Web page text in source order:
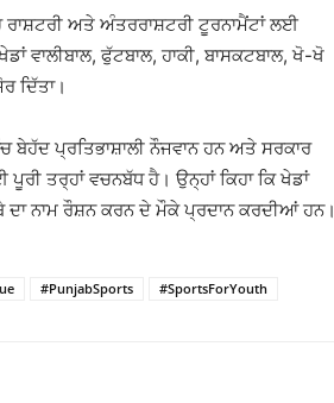
ਰਾਸ਼ਟਰੀ ਅਤੇ ਅੰਤਰਰਾਸ਼ਟਰੀ ਟੂਰਨਾਮੈਂਟਾਂ ਲਈ
ਵਾਲੀਬਾਲ, ਫੁੱਟਬਾਲ, ਹਾਕੀ, ਬਾਸਕਟਬਾਲ, ਖੋ-ਖੋ
ਦਿੱਤਾ।
ਬੇਹੱਦ ਪ੍ਰਤਿਭਾਸ਼ਾਲੀ ਨੌਜਵਾਨ ਹਨ ਅਤੇ ਸਰਕਾਰ
ਤਰ੍ਹਾਂ ਵਚਨਬੱਧ ਹੈ। ਉਨ੍ਹਾਂ ਕਿਹਾ ਕਿ ਖੇਡਾਂ
ਦਾ ਨਾਮ ਰੌਸ਼ਨ ਕਰਨ ਦੇ ਮੌਕੇ ਪ੍ਰਦਾਨ ਕਰਦੀਆਂ ਹਨ।
#PunjabSports #SportsForYouth